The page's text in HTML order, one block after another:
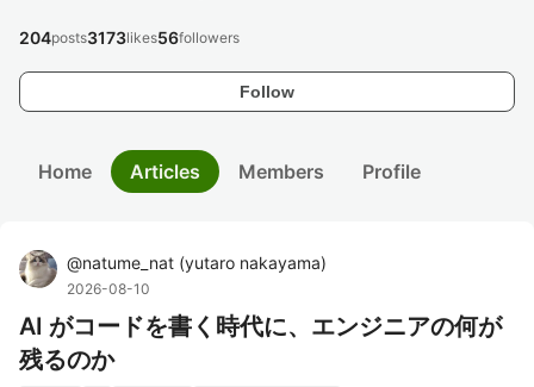
Follow
204posts3173likes56followers
Home Articles Members Profile
@natume_nat (yutaro nakayama)
2026-08-10
AI がコードを書く時代に、エンジニアの何が
残るのか